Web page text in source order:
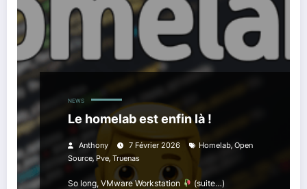
NEWS
Le homelab est enfin là !
Anthony 7 Février 2026 Homelab, Open
Source, Pve, Truenas
So long, VMware Workstation (suite…)